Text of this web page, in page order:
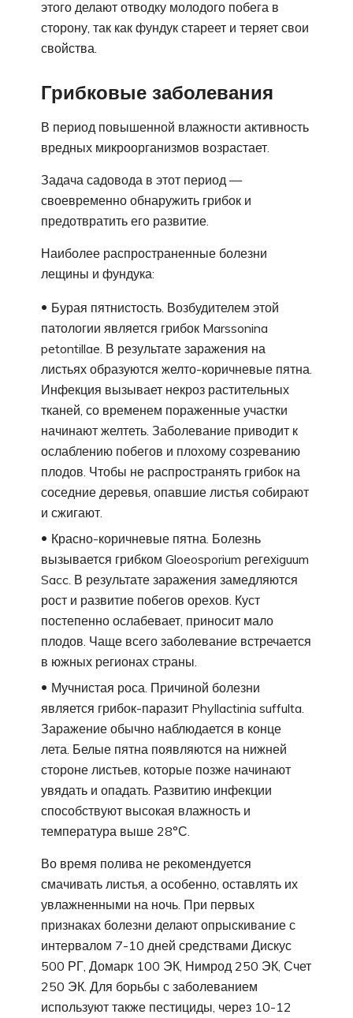
этого делают отводку молодого побега в
сторону, так как фундук стареет и теряет свои
свойства.
Грибковые заболевания
В период повышенной влажности активность
вредных микроорганизмов возрастает.
Задача садовода в этот период —
своевременно обнаружить грибок и
предотвратить его развитие.
Наиболее распространенные болезни
лещины и фундука:
Бурая пятнистость. Возбудителем этой
патологии является грибок Marssonina
petontillae. В результате заражения на
листьях образуются желто-коричневые пятна.
Инфекция вызывает некроз растительных
тканей, со временем пораженные участки
начинают желтеть. Заболевание приводит к
ослаблению побегов и плохому созреванию
плодов. Чтобы не распространять грибок на
соседние деревья, опавшие листья собирают
и сжигают.
Красно-коричневые пятна. Болезнь
вызывается грибком Gloeosporium регехiguum
Sacc. В результате заражения замедляются
рост и развитие побегов орехов. Куст
постепенно ослабевает, приносит мало
плодов. Чаще всего заболевание встречается
в южных регионах страны.
Мучнистая роса. Причиной болезни
является грибок-паразит Phyllactinia suffulta.
Заражение обычно наблюдается в конце
лета. Белые пятна появляются на нижней
стороне листьев, которые позже начинают
увядать и опадать. Развитию инфекции
способствуют высокая влажность и
температура выше 28°С.
Во время полива не рекомендуется
смачивать листья, а особенно, оставлять их
увлажненными на ночь. При первых
признаках болезни делают опрыскивание с
интервалом 7-10 дней средствами Дискус
500 РГ, Домарк 100 ЭК, Нимрод 250 ЭК, Счет
250 ЭК. Для борьбы с заболеванием
используют также пестициды, через 10-12